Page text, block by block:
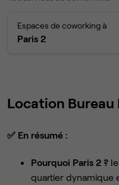
Espaces de coworking à
Paris 2
Location Bureau
✅ En résumé :
Pourquoi Paris 2 ?
quartier dynamique